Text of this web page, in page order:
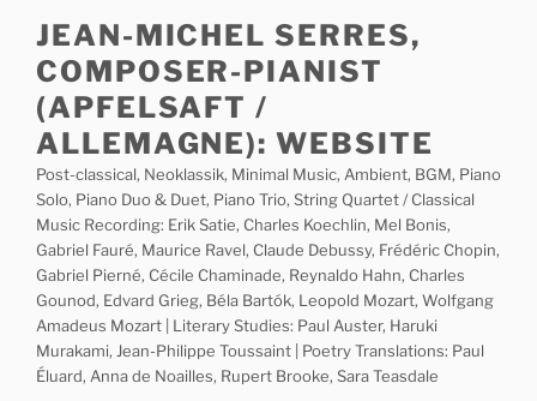
content
JEAN-MICHEL SERRES,
COMPOSER-PIANIST
(APFELSAFT /
ALLEMAGNE): WEBSITE
Post-classical, Neoklassik, Minimal Music, Ambient, BGM, Piano
Solo, Piano Duo & Duet, Piano Trio, String Quartet / Classical
Music Recording: Erik Satie, Charles Koechlin, Mel Bonis,
Gabriel Fauré, Maurice Ravel, Claude Debussy, Frédéric Chopin,
Gabriel Pierné, Cécile Chaminade, Reynaldo Hahn, Charles
Gounod, Edvard Grieg, Béla Bartók, Leopold Mozart, Wolfgang
Amadeus Mozart | Literary Studies: Paul Auster, Haruki
Murakami, Jean-Philippe Toussaint | Poetry Translations: Paul
Éluard, Anna de Noailles, Rupert Brooke, Sara Teasdale